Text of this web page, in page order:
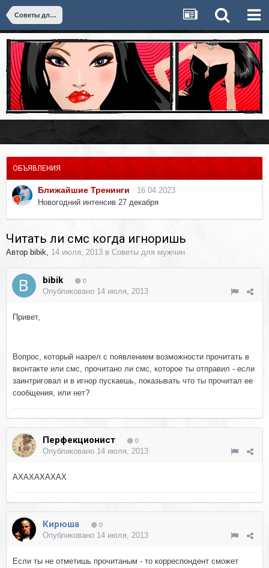
Советы для мужчин
ОБЪЯВЛЕНИЯ
Ближайшие Тренинги
16.04.2023
Новогодний интенсив 27 декабря
Читать ли смс когда игноришь
Автор bibik, 14 июля, 2013 в Советы для мужчин
bibik 0
Опубликовано 14 июля, 2013
Привет,
Вопрос, который назрел с появлением возможности прочитать в
вконтакте или смс, прочитано ли смс, которое ты отправил - если
заинтриговал и в игнор пускаешь, показывать что ты прочитал ее
сообщения, или нет?
Перфекционист 0
Опубликовано 14 июля, 2013
АХАХАХАХАХ
Кирюша 0
Опубликовано 14 июля, 2013
Если ты не отметишь прочитаным - то корреспондент сможет